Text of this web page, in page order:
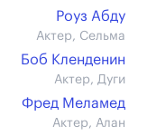
Роуз Абду
Актер, Сельма
Боб Кленденин
Актер, Дуги
Фред Меламед
Актер, Алан